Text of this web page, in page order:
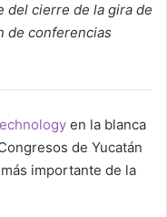
del cierre de la gira de
de conferencias
en la blanca
de Yucatán
importante de la